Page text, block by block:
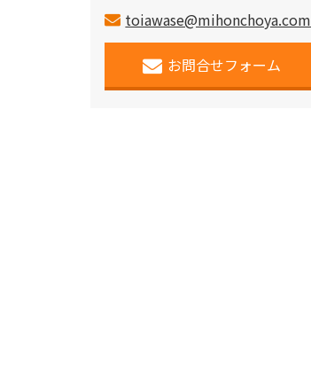
toiawase@mihonchoya.com
お問合せフォーム